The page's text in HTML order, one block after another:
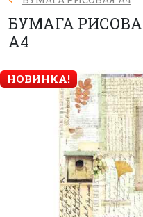
БУМАГА РИСОВАЯ
А4
НОВИНКА!